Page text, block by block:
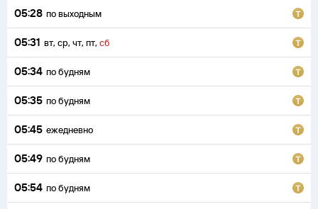
05:28 по выходным
05:31 вт, ср, чт, пт, сб
05:34 по будням
05:35 по будням
05:45 ежедневно
05:49 по будням
05:54 по будням